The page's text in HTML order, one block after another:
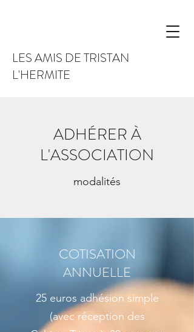
LES AMIS DE TRISTAN
L'HERMITE
ADHÉRER À
L'ASSOCIATION
modalités
COTISATION
ANNUELLE
25 euros adhésion simple
(avec réception des